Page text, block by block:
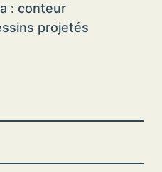
: conteur
projetés